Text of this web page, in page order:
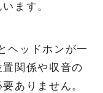
ます。
ヘッドホンが一
関係や収音の
ありません。